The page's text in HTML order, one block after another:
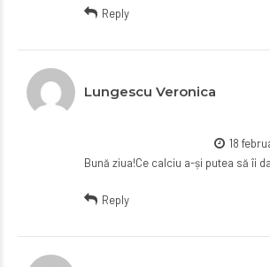
Reply
Lungescu Veronica
18
Bună ziua!Ce calciu a-și putea să îi
Reply